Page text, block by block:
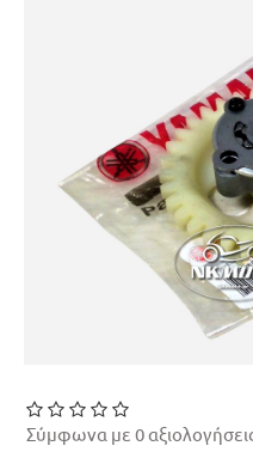
Σύμφωνα με 0